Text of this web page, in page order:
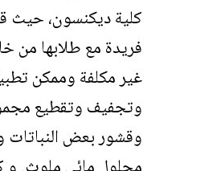
كلية ديكنسون، حيث
فريدة مع طلابها من
غير مكلفة وممكن
وتجفيف وتقطيع
وقشور بعض